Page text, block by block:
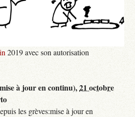
2019 avec son autorisation
à jour en continu),21 octobre
les grèves:mise à jour en